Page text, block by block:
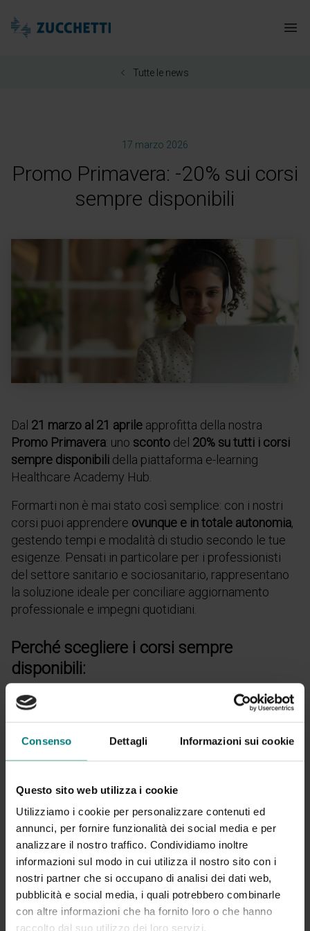
Consenso Dettagli Informazioni sui cookie
Questo sito web utilizza i cookie
Utilizziamo i cookie per personalizzare contenuti ed
annunci, per fornire funzionalità dei social media e per
analizzare il nostro traffico. Condividiamo inoltre
informazioni sul modo in cui utilizza il nostro sito con i
nostri partner che si occupano di analisi dei dati web,
pubblicità e social media, i quali potrebbero combinarle
con altre informazioni che ha fornito loro o che hanno
raccolto dal suo utilizzo dei loro servizi.
Zucchetti Healthcare
Tutte le news
17 marzo 2026
Promo Primavera: -20% sui corsi
sempre disponibili
Dal 21 marzo al 21 aprile approfitta della nostra
Promo Primavera: uno sconto del 20% su tutti i corsi
sempre disponibili della piattaforma e-learning
Healthcare Academy Hub.
Formarti non è mai stato così semplice: con i nostri
corsi puoi apprendere ovunque e in totale autonomia,
gestendo tempi e modalità di studio secondo le tue
esigenze. Pensati in particolare per i professionisti
del settore sanitario e sociosanitario, rappresentano
la soluzione ideale per conciliare aggiornamento
professionale e impegni quotidiani.
Perché scegliere i corsi sempre
disponibili:
Accesso immediato e senza scadenze prefissate
Fruizione autonoma con possibilità di riprendere le
lezioni da dove le avevi interrotte
Videolezioni e materiali scaricabili sempre
l’apprendimento
Prova finale online con rilascio immediato
dell’attestato di partecipazione o ECM
Attualmente sono disponibili corsi in area socio-
sanitaria, sanitaria (anche con accreditamento ECM) e
risorse umane.